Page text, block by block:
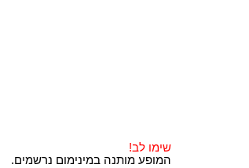
שימו לב!
המופע מותנה במינימום נרשמים.